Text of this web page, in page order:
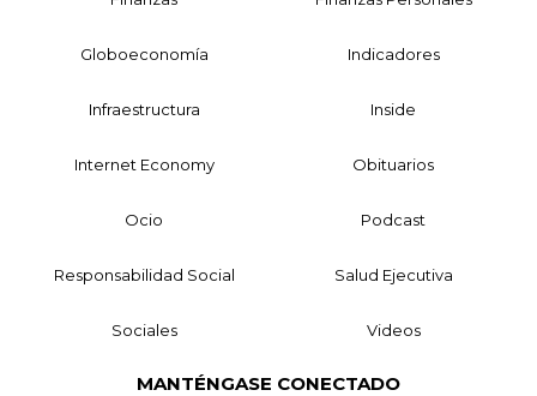
Globoeconomía Indicadores
Infraestructura Inside
Internet Economy Obituarios
Ocio Podcast
Responsabilidad Social Salud Ejecutiva
Sociales Videos
MANTÉNGASE CONECTADO